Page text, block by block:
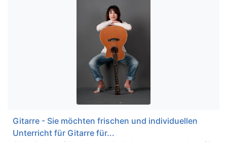
Gitarre - Sie möchten frischen und individuellen
Unterricht für Gitarre für...